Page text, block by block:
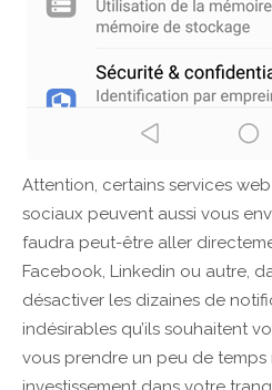
Attention, certains services
sociaux peuvent aussi vous
faudra peut-être aller
Facebook, Linkedin ou autre,
désactiver les dizaines de
indésirables qu’ils souhaitent
vous prendre un peu de temps